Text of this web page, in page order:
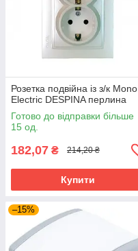
Розетка подвійна із з/к Mono
Electric DESPINA перлина
Готово до відправки більше
15 од.
182,07 ₴ 214,20 ₴
Купити
–15%